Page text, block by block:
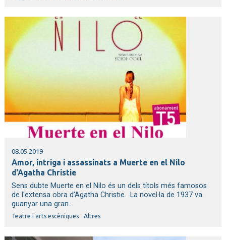
08.05.2019
Amor, intriga i assassinats a Muerte en el Nilo
d'Agatha Christie
Sens dubte Muerte en el Nilo és un dels títols més famosos
de l'extensa obra d'Agatha Christie. La novel·la de 1937 va
guanyar una gran...
Teatre i arts escèniques Altres